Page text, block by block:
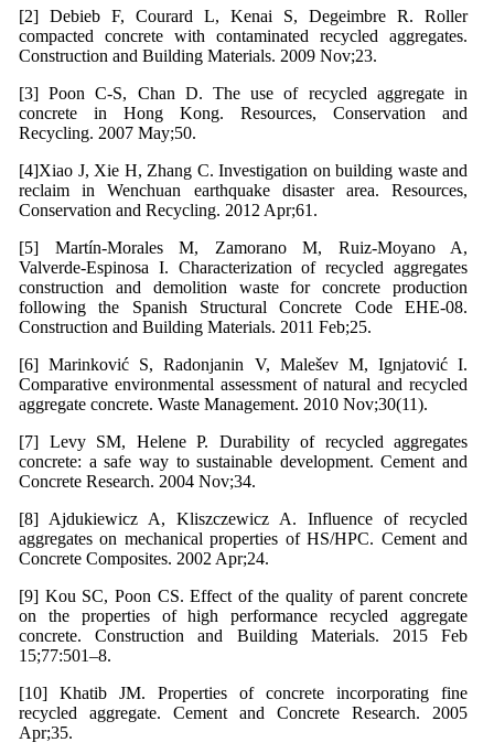
[2] Debieb F, Courard L, Kenai S, Degeimbre R. Roller
compacted concrete with contaminated recycled aggregates.
Construction and Building Materials. 2009 Nov;23.
[3] Poon C-S, Chan D. The use of recycled aggregate in
concrete in Hong Kong. Resources, Conservation and
Recycling. 2007 May;50.
[4]Xiao J, Xie H, Zhang C. Investigation on building waste and
reclaim in Wenchuan earthquake disaster area. Resources,
Conservation and Recycling. 2012 Apr;61.
[5] Martín-Morales M, Zamorano M, Ruiz-Moyano A,
Valverde-Espinosa I. Characterization of recycled aggregates
construction and demolition waste for concrete production
following the Spanish Structural Concrete Code EHE-08.
Construction and Building Materials. 2011 Feb;25.
[6] Marinković S, Radonjanin V, Malešev M, Ignjatović I.
Comparative environmental assessment of natural and recycled
aggregate concrete. Waste Management. 2010 Nov;30(11).
[7] Levy SM, Helene P. Durability of recycled aggregates
concrete: a safe way to sustainable development. Cement and
Concrete Research. 2004 Nov;34.
[8] Ajdukiewicz A, Kliszczewicz A. Influence of recycled
aggregates on mechanical properties of HS/HPC. Cement and
Concrete Composites. 2002 Apr;24.
[9] Kou SC, Poon CS. Effect of the quality of parent concrete
on the properties of high performance recycled aggregate
concrete. Construction and Building Materials. 2015 Feb
15;77:501–8.
[10] Khatib JM. Properties of concrete incorporating fine
recycled aggregate. Cement and Concrete Research. 2005
Apr;35.